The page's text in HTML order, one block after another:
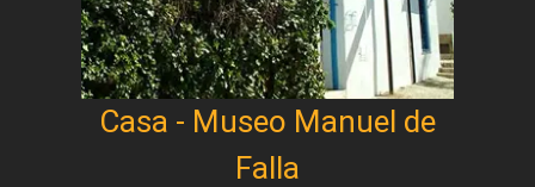
Casa - Museo Manuel de
Falla